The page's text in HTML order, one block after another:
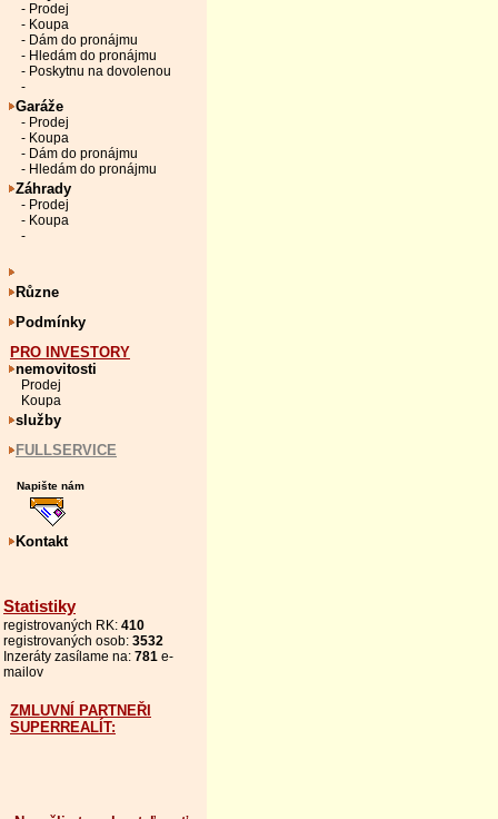
- Prodej
- Koupa
- Dám do pronájmu
- Hledám do pronájmu
- Poskytnu na dovolenou
-
Garáže
- Prodej
- Koupa
- Dám do pronájmu
- Hledám do pronájmu
Záhrady
- Prodej
- Koupa
-
Různe
Podmínky
PRO INVESTORY
nemovitosti
Prodej
Koupa
služby
FULLSERVICE
Napište nám
Kontakt
Statistiky
registrovaných RK: 410
registrovaných osob: 3532
Inzeráty zasílame na: 781 e-
mailov
ZMLUVNÍ PARTNEŘI
SUPERREALÍT: